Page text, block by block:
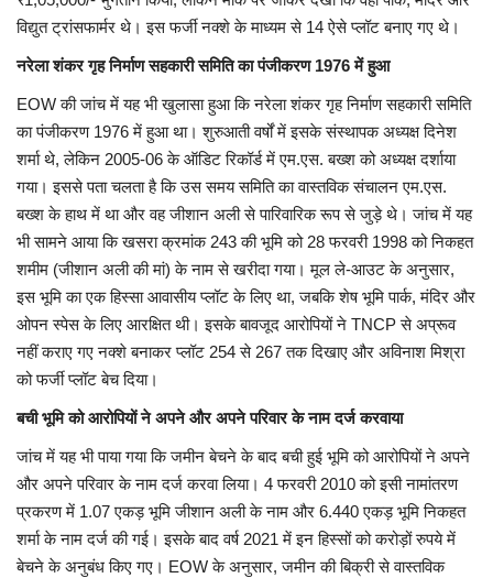
विद्युत ट्रांसफार्मर थे। इस फर्जी नक्शे के माध्यम से 14 ऐसे प्लॉट बनाए गए थे।
नरेला शंकर गृह निर्माण सहकारी समिति का पंजीकरण 1976 में हुआ
EOW की जांच में यह भी खुलासा हुआ कि नरेला शंकर गृह निर्माण सहकारी समिति
का पंजीकरण 1976 में हुआ था। शुरुआती वर्षों में इसके संस्थापक अध्यक्ष दिनेश
शर्मा थे, लेकिन 2005-06 के ऑडिट रिकॉर्ड में एम.एस. बख्श को अध्यक्ष दर्शाया
गया। इससे पता चलता है कि उस समय समिति का वास्तविक संचालन एम.एस.
बख्श के हाथ में था और वह जीशान अली से पारिवारिक रूप से जुड़े थे। जांच में यह
भी सामने आया कि खसरा क्रमांक 243 की भूमि को 28 फरवरी 1998 को निकहत
शमीम (जीशान अली की मां) के नाम से खरीदा गया। मूल ले-आउट के अनुसार,
इस भूमि का एक हिस्सा आवासीय प्लॉट के लिए था, जबकि शेष भूमि पार्क, मंदिर और
ओपन स्पेस के लिए आरक्षित थी। इसके बावजूद आरोपियों ने TNCP से अप्रूव
नहीं कराए गए नक्शे बनाकर प्लॉट 254 से 267 तक दिखाए और अविनाश मिश्रा
को फर्जी प्लॉट बेच दिया।
बची भूमि को आरोपियों ने अपने और अपने परिवार के नाम दर्ज करवाया
जांच में यह भी पाया गया कि जमीन बेचने के बाद बची हुई भूमि को आरोपियों ने अपने
और अपने परिवार के नाम दर्ज करवा लिया। 4 फरवरी 2010 को इसी नामांतरण
प्रकरण में 1.07 एकड़ भूमि जीशान अली के नाम और 6.440 एकड़ भूमि निकहत
शर्मा के नाम दर्ज की गई। इसके बाद वर्ष 2021 में इन हिस्सों को करोड़ों रुपये में
बेचने के अनुबंध किए गए। EOW के अनुसार, जमीन की बिक्री से वास्तविक